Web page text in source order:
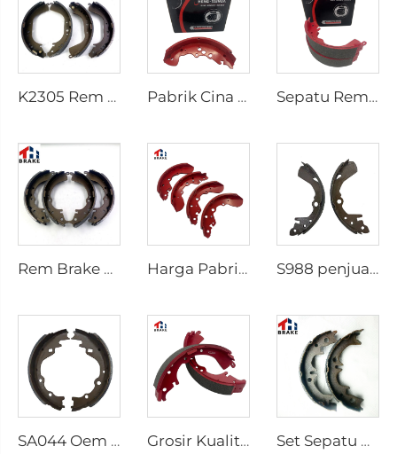
K2305 Rem Belakang untuk Mobil Toyota 04495-35151 Pabrik Cina Sistem Rem Otomatis Break Shoe Rem Mobil Sepatu Rem Belakang Keramik Berkualitas Terbaik untuk Pickup HILUX VI
Rem Brake Shoes untuk HILUX VII Pickup OEM 04495-0K010 04495-28090 Harga Pabrik OEM Dipesan Secara Khusus Semi Truk Mobil Rem Drum Sepatu untuk coaster SUZUKI S988 penjualan grosir rem sepatu belakang sumbu pelapisan rem sepatu yang dapat disesuaikan
SA044 Oem Customized Breakshoe Auto Brake Shoe Shoes Brakes untuk Kia Mazda Grosir Kualitas Tinggi Warna Merah Breakshoe Rem Sepatu Otomotif K2335 untuk HILUX HIACE Set Sepatu Rem Mobil Jepang 46540-20070 S859 1586-S859